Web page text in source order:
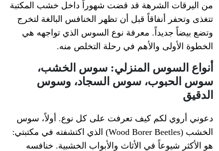
من اليرقات الشرهة قد قضت شهوراً داخل خشب المكتبة
تتغذى وتحفر أنفاقاً قبل أن تظهر الخنافس البالغة لتخرج
وتضع بيضاً جديداً. معرفة نوع السوس الذي تواجهه هي
الخطوة الأولى والأهم في رحلة التخلص منه.
أنواع السوس المنزلي: سوس الخشب،
سوس الحبوب، سوس السجاد، وسوس
الدقيق
دعوني أروي لكم كيف تعرفت على كل نوع. أولاً، سوس
الخشب (Wood Borer Beetles) الذي اكتشفته في مكتبتي:
هو الأكثر شيوعاً في الأثاث والأبواب الخشبية. خنافسه